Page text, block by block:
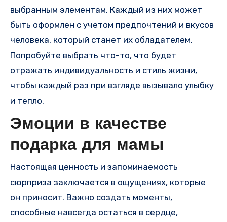
выбранным элементам. Каждый из них может
быть оформлен с учетом предпочтений и вкусов
человека, который станет их обладателем.
Попробуйте выбрать что-то, что будет
отражать индивидуальность и стиль жизни,
чтобы каждый раз при взгляде вызывало улыбку
и тепло.
Эмоции в качестве
подарка для мамы
Настоящая ценность и запоминаемость
сюрприза заключается в ощущениях, которые
он приносит. Важно создать моменты,
способные навсегда остаться в сердце,